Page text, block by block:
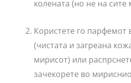
колената (но не на
Користете го
(чистата и загреана
мирисот) или
зачекорете во